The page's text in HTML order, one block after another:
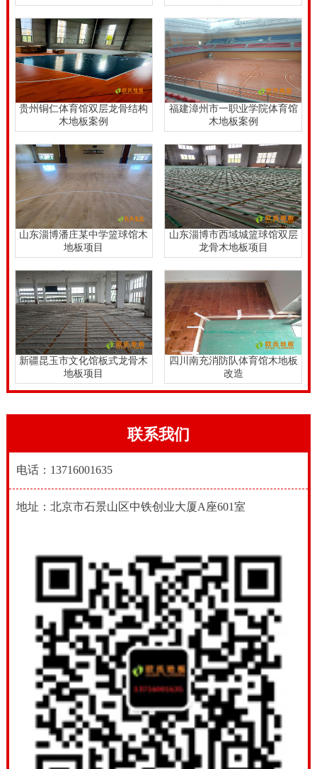
贵州铜仁体育馆双层龙骨结构
木地板案例
福建漳州市一职业学院体育馆
木地板案例
山东淄博潘庄某中学篮球馆木
地板项目
山东淄博市西域城篮球馆双层
龙骨木地板项目
新疆昆玉市文化馆板式龙骨木
地板项目
四川南充消防队体育馆木地板
改造
联系我们
电话：13716001635
地址：北京市石景山区中铁创业大厦A座601室